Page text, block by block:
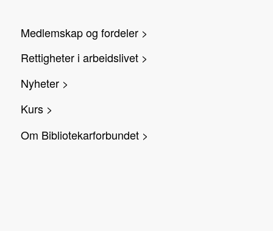
Medlemskap og fordeler >
Rettigheter i arbeidslivet >
Nyheter >
Kurs >
Om Bibliotekarforbundet >